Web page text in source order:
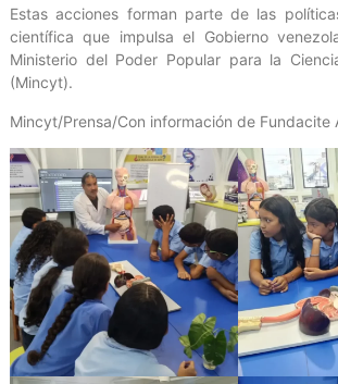
Estas acciones forman parte de las
científica que impulsa el Gobierno
Ministerio del Poder Popular para la
(Mincyt).
Mincyt/Prensa/Con información de Fundacite